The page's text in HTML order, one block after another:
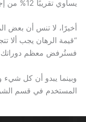
يساوي تقريبًا 12% من إجمالي الأرباح المحتملة.
أخيرًا، لا تنس أن بعض
فستُرفض معظم دوراتك
المستخدم في قسم